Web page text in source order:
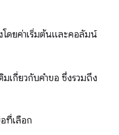
ดยค่าเริ่มต้นและคอลัมน์
เกี่ยวกับคำขอ ซึ่งรวมถึง
ที่เลือก